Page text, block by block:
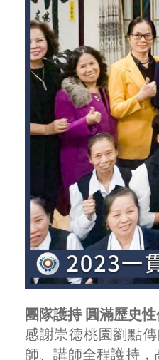
團隊護持 圓滿歷史
感謝崇德桃園劉點
師、講師全程護持，